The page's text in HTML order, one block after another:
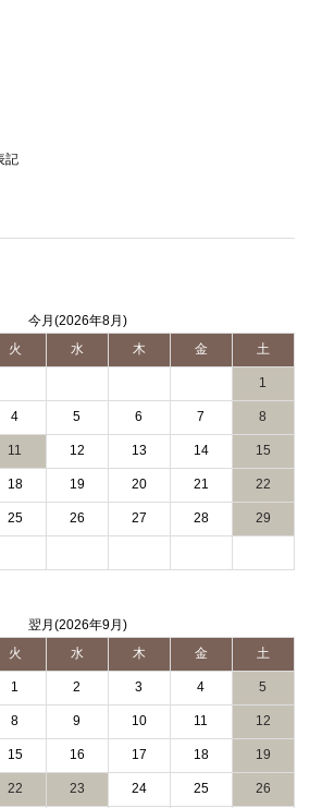
記
今月(2026年8月)
火 水 木 金 土
1
4 5 6 7 8
11 12 13 14 15
18 19 20 21 22
25 26 27 28 29
翌月(2026年9月)
火 水 木 金 土
1 2 3 4 5
8 9 10 11 12
15 16 17 18 19
22 23 24 25 26